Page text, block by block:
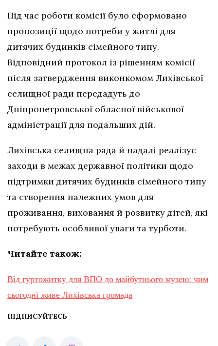
Під час роботи комісії було сформовано
пропозиції щодо потреби у житлі для
дитячих будинків сімейного типу.
Відповідний протокол із рішенням комісії
після затвердження виконкомом Лихівської
селищної ради передадуть до
Дніпропетровської обласної військової
адміністрації для подальших дій.
Лихівська селищна рада й надалі реалізує
заходи в межах державної політики щодо
підтримки дитячих будинків сімейного типу
та створення належних умов для
проживання, виховання й розвитку дітей, які
потребують особливої уваги та турботи.
Читайте також:
Від гуртожитку для ВПО до майбутнього музею: чим
сьогодні живе Лихівська громада
ПІДПИСУЙТЕСЬ